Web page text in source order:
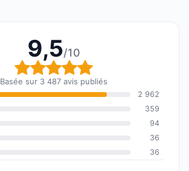
9,5/10
Note globale : 9,5 sur
Basée sur 3 487 avis publiés
2 962
359
94
36
36